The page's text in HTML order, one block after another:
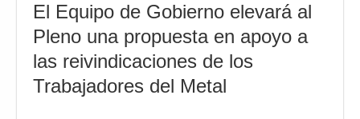
El Equipo de Gobierno elevará al
Pleno una propuesta en apoyo a
las reivindicaciones de los
Trabajadores del Metal